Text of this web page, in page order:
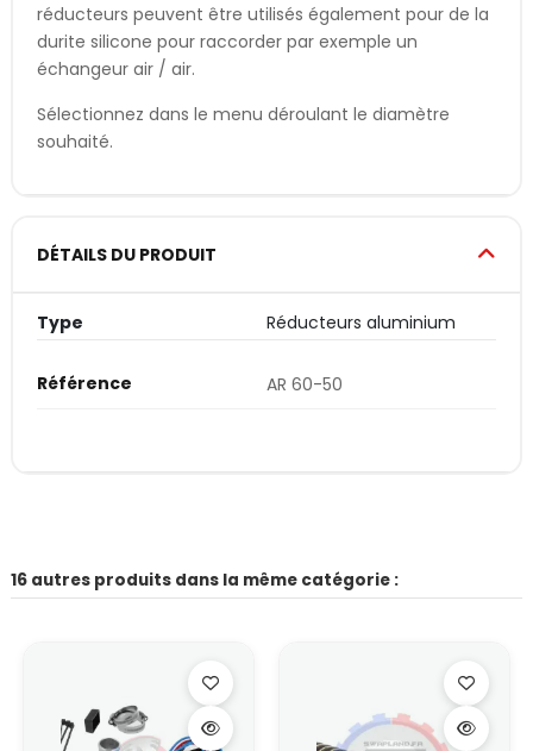
réducteurs peuvent être utilisés également pour de la
durite silicone pour raccorder par exemple un
échangeur air / air.
Sélectionnez dans le menu déroulant le diamètre
souhaité.
DÉTAILS DU PRODUIT
Type Réducteurs aluminium
Référence AR 60-50
16 autres produits dans la même catégorie :